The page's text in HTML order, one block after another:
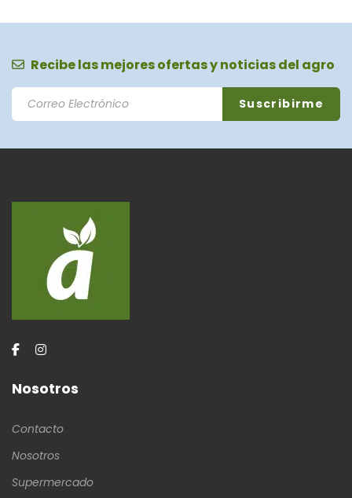
Recibe las mejores ofertas y noticias del agro
Nosotros
Contacto
Nosotros
Supermercado